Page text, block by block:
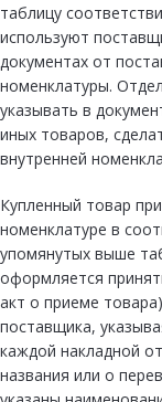
таблицу
используют
документах от
номенклатуры.
указывать в
иных товаров,
внутренней
Купленный товар
номенклатуре в
упомянутых выше
оформляется
акт о приеме
поставщика,
каждой накладной
названия или о